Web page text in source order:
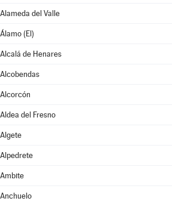
Alameda del Valle
Álamo (El)
Alcalá de Henares
Alcobendas
Alcorcón
Aldea del Fresno
Algete
Alpedrete
Ambite
Anchuelo